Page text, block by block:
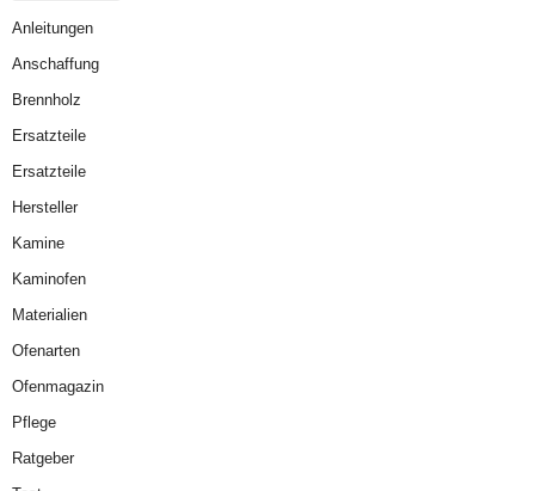
Anleitungen
Anschaffung
Brennholz
Ersatzteile
Ersatzteile
Hersteller
Kamine
Kaminofen
Materialien
Ofenarten
Ofenmagazin
Pflege
Ratgeber